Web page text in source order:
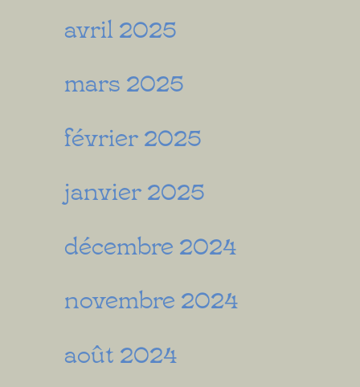
avril 2025
mars 2025
février 2025
janvier 2025
décembre 2024
novembre 2024
août 2024